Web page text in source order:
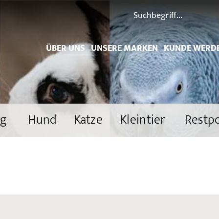
ÜBER UNS UNSERE MARKEN KUNDE
Hund Katze Kleintier